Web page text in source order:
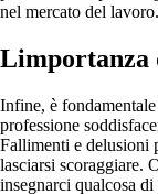
nel mercato del lavoro.
Limportanza
Infine, è
professione
Fallimenti e delusioni
lasciarsi scoraggiare.
insegnarci qualcosa di